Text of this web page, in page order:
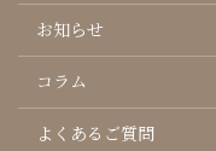
お知らせ
コラム
よくあるご質問